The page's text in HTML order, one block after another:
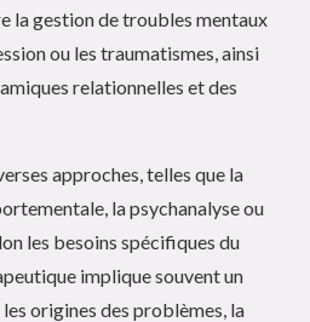
la gestion de troubles mentaux
ou les traumatismes, ainsi
relationnelles et des
approches, telles que la
la psychanalyse ou
les besoins spécifiques du
implique souvent un
origines des problèmes, la